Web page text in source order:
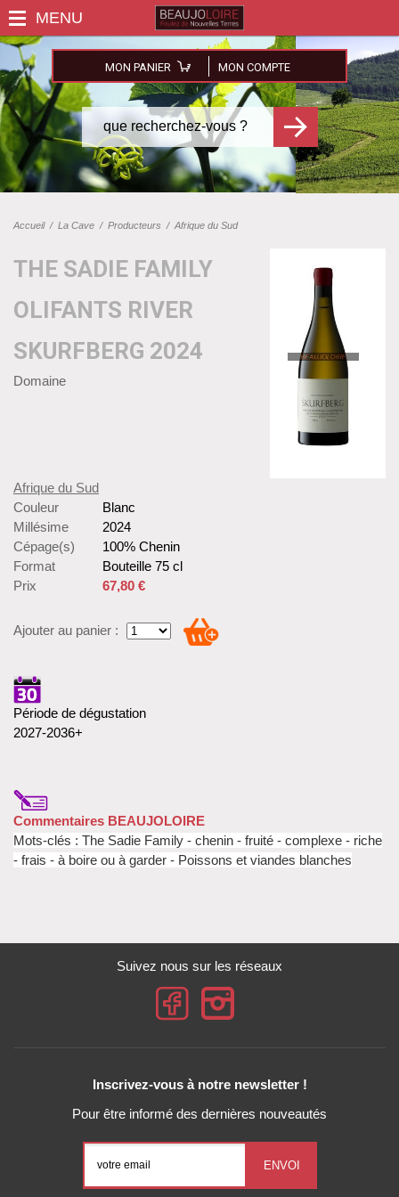
MON PANIER MON COMPTE
Accueil/ La Cave / Producteurs / Afrique du Sud
THE SADIE FAMILY
OLIFANTS RIVER
SKURFBERG 2024
Domaine
Afrique du Sud
Couleur
Blanc
Millésime
2024
Cépage(s)
100% Chenin
Format
Bouteille 75 cl
Prix
67,80 €
Ajouter au panier :
Période de dégustation
2027-2036+
Commentaires BEAUJOLOIRE
Mots-clés : The Sadie Family - chenin - fruité - complexe - riche
- frais - à boire ou à garder - Poissons et viandes blanches
Suivez nous sur les réseaux
Inscrivez-vous à notre newsletter !
Pour être informé des dernières nouveautés